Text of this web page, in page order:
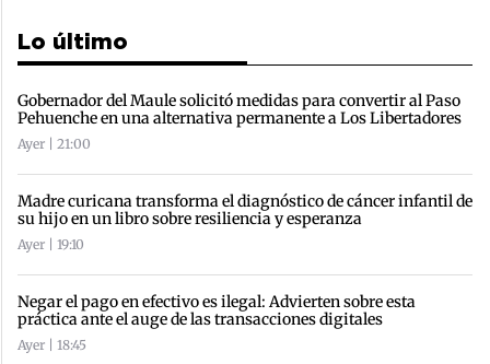
Lo último
Gobernador del Maule solicitó medidas para convertir al Paso
Pehuenche en una alternativa permanente a Los Libertadores
Ayer | 21:00
Madre curicana transforma el diagnóstico de cáncer infantil de
su hijo en un libro sobre resiliencia y esperanza
Ayer | 19:10
Negar el pago en efectivo es ilegal: Advierten sobre esta
práctica ante el auge de las transacciones digitales
Ayer | 18:45